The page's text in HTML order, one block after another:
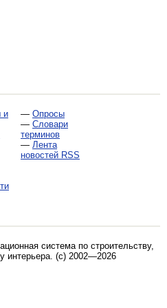
и
— Опросы
— Словари
терминов
— Лента
новостей RSS
система по строительству,
интерьера. (c) 2002—2026